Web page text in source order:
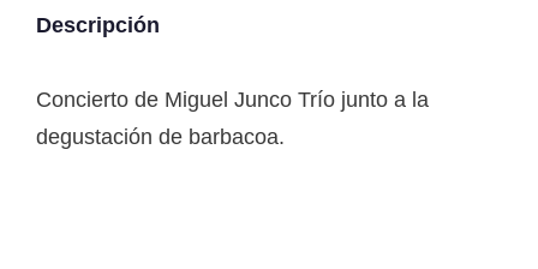
Descripción
Concierto de Miguel Junco Trío junto a la
degustación de barbacoa.